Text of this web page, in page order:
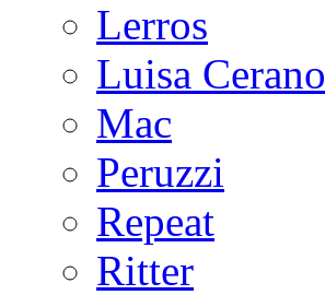
Lerros
Luisa Cerano
Mac
Peruzzi
Repeat
Ritter